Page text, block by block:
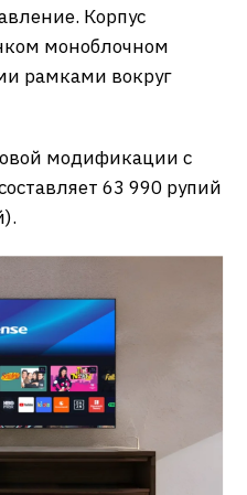
Корпус
моноблочном
рамками вокруг
модификации с
63 990 рупий